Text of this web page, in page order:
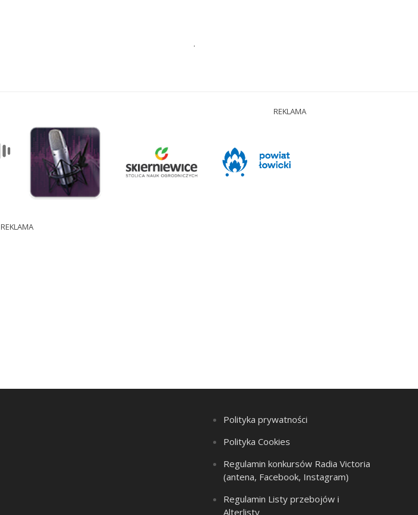
.
REKLAMA
REKLAMA
Polityka prywatności
Polityka Cookies
Regulamin konkursów Radia Victoria
(antena, Facebook, Instagram)
Regulamin Listy przebojów i
Alterlisty